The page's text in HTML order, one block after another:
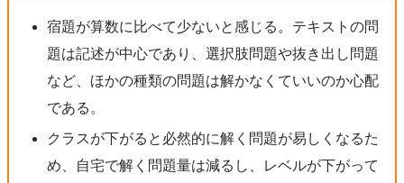
宿題が算数に比べて少ないと感じる。テキストの問
題は記述が中心であり、選択肢問題や抜き出し問題
など、ほかの種類の問題は解かなくていいのか心配
である。
クラスが下がると必然的に解く問題が易しくなるた
め、自宅で解く問題量は減るし、レベルが下がって